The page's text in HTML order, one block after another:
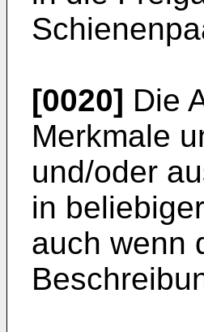
[0020] Die
Merkmale
und/oder
in
auch wenn